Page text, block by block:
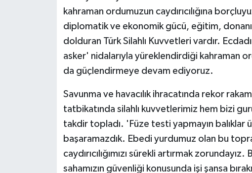
kahraman ordumuzun caydırıcılığına
diplomatik ve ekonomik gücü, eğitim,
dolduran Türk Silahlı Kuvvetleri vardır.
asker' nidalarıyla yüreklendirdiği kahraman
da güçlendirmeye devam ediyoruz.
Savunma ve havacılık ihracatında rekor
tatbikatında silahlı kuvvetlerimiz hem bizi
takdir topladı. 'Füze testi yapmayın balıklar
başaramazdık. Ebedi yurdumuz olan bu
caydırıcılığımızı sürekli artırmak zorundayız.
sahamızın güvenliği konusunda işi şansa